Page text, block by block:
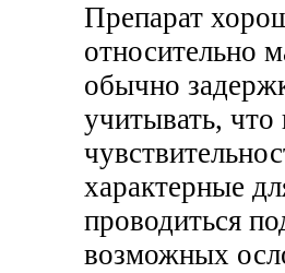
Препарат
относительно
обычно
учитывать,
характерные
проводиться
возможных